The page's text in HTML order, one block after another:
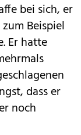
bei sich, er
Beispiel
Er hatte
dass er
noch